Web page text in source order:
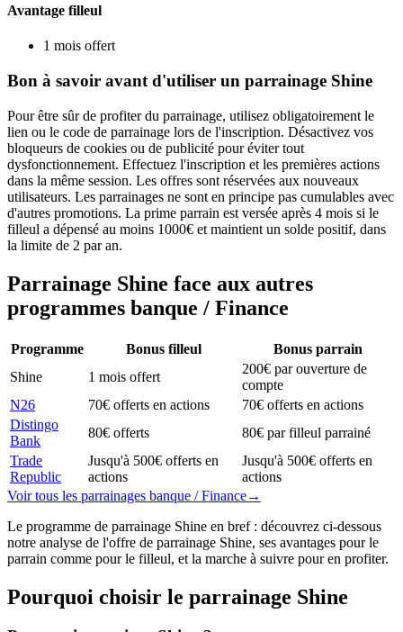
Avantage filleul
1 mois offert
Bon à savoir avant d'utiliser un parrainage Shine
Pour être sûr de profiter du parrainage, utilisez obligatoirement le
lien ou le code de parrainage lors de l'inscription. Désactivez vos
bloqueurs de cookies ou de publicité pour éviter tout
dysfonctionnement. Effectuez l'inscription et les premières actions
dans la même session. Les offres sont réservées aux nouveaux
utilisateurs. Les parrainages ne sont en principe pas cumulables avec
d'autres promotions. La prime parrain est versée après 4 mois si le
filleul a dépensé au moins 1000€ et maintient un solde positif, dans
la limite de 2 par an.
Parrainage Shine face aux autres
programmes banque / Finance
Programme Bonus filleul
Bonus parrain
Shine
1 mois offert
200€ par ouverture de
compte
N26
70€ offerts en actions
70€ offerts en actions
Distingo
Bank
80€ offerts
80€ par filleul parrainé
Trade
Republic
Jusqu'à 500€ offerts en
actions
Jusqu'à 500€ offerts en
actions
Voir tous les parrainages banque / Finance→
Le programme de parrainage Shine en bref : découvrez ci-dessous
notre analyse de l'offre de parrainage Shine, ses avantages pour le
parrain comme pour le filleul, et la marche à suivre pour en profiter.
Pourquoi choisir le parrainage Shine